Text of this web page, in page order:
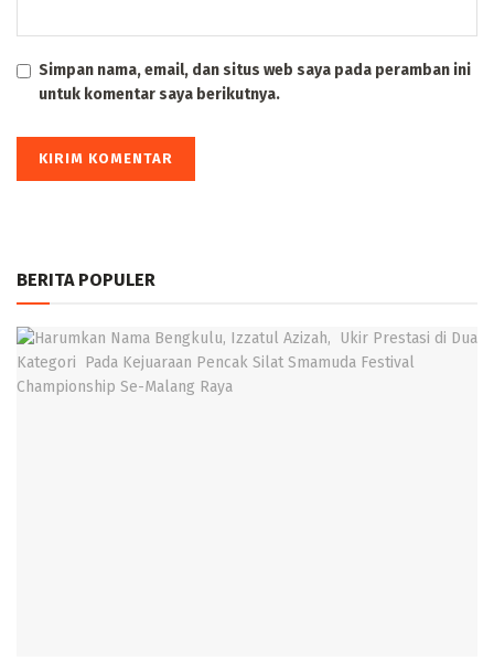
Simpan nama, email, dan situs web saya pada peramban ini
untuk komentar saya berikutnya.
BERITA POPULER